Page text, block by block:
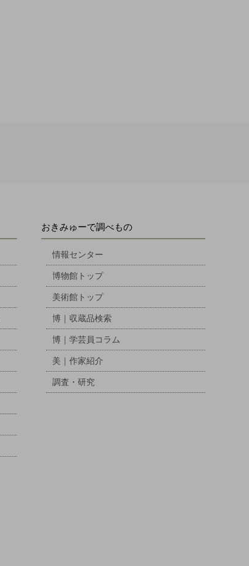
おきみゅーで調べもの
情報センター
博物館トップ
美術館トップ
博｜収蔵品検索
博｜学芸員コラム
美｜作家紹介
調査・研究